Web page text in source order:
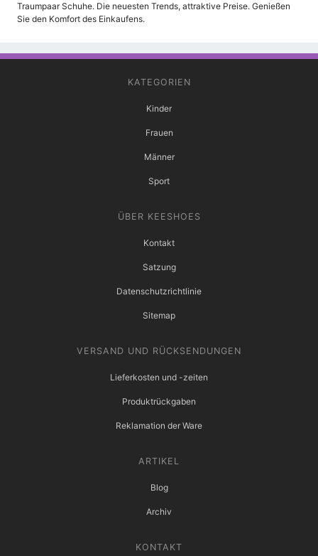
Traumpaar Schuhe. Die neuesten Trends, attraktive Preise. Genießen
Sie den Komfort des Einkaufens.
KATEGORIEN
Kinder
Frauen
Männer
Sport
ÜBER KEESHOES
Kontakt
Satzung
Datenschutzrichtlinie
Sitemap
VERSAND UND RÜCKSENDUNGEN
Lieferkosten und -zeiten
Produktrückgaben
Reklamation der Ware
ARTIKEL
Blog
Archiv
KONTAKT